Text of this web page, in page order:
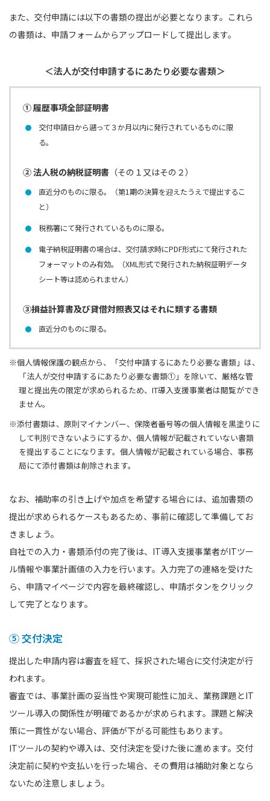
また、交付申請には以下の書類の提出が必要となります。これら
の書類は、申請フォームからアップロードして提出します。
＜法人が交付申請するにあたり必要な書類＞
① 履歴事項全部証明書
交付申請日から遡って３か月以内に発行されているものに限
る。
② 法人税の納税証明書 （その１又はその２）
直近分のものに限る。（第1期の決算を迎えたうえで提出するこ
と）
税務署にて発行されているものに限る。
電子納税証明書の場合は、交付請求時にPDF形式にて発行された
フォーマットのみ有効。（XML形式で発行された納税証明データ
シート等は認められません）
③損益計算書及び貸借対照表又はそれに類する書類
直近分のものに限る。
※個人情報保護の観点から、「交付申請するにあたり必要な書類」は、
「法人が交付申請するにあたり必要な書類①」を除いて、厳格な管
理と提出先の限定が求められるため、IT導入支援事業者は閲覧ができ
ません。
※添付書類は、原則マイナンバー、保険者番号等の個人情報を黒塗りに
して判別できないようにするか、個人情報が記載されていない書類
を提出することになります。個人情報が記載されている場合、事務
局にて添付書類は削除されます。
なお、補助率の引き上げや加点を希望する場合には、追加書類の
提出が求められるケースもあるため、事前に確認して準備してお
きましょう。
自社での入力・書類添付の完了後は、IT導入支援事業者がITツー
ル情報や事業計画値の入力を行います。入力完了の連絡を受けた
ら、申請マイページで内容を最終確認し、申請ボタンをクリック
して完了となります。
⑤ 交付決定
提出した申請内容は審査を経て、採択された場合に交付決定が行
われます。
審査では、事業計画の妥当性や実現可能性に加え、業務課題とIT
ツール導入の関係性が明確であるかが求められます。課題と解決
策に一貫性がない場合、評価が下がる可能性もあります。
ITツールの契約や導入は、交付決定を受けた後に進めます。交付
決定前に契約や支払いを行った場合、その費用は補助対象となら
ないため注意しましょう。